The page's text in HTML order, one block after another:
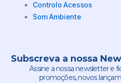
Controlo Acessos
Som Ambiente
Subscreva a nossa
Assine a nossa newsletter e
promoções, novos